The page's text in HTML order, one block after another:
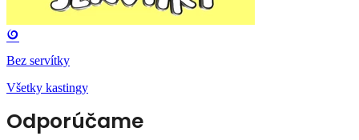
Bez servítky
Všetky kastingy
Odporúčame